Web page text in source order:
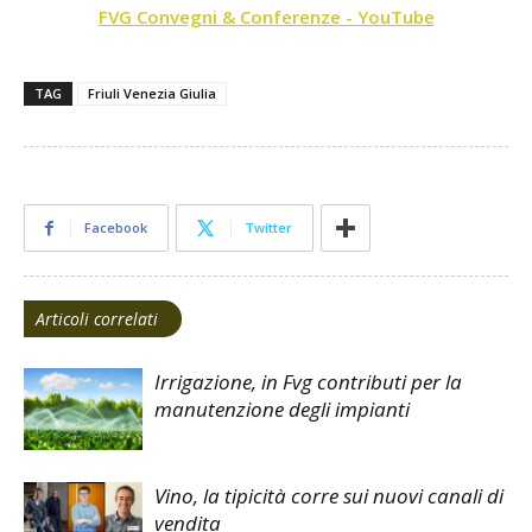
FVG Convegni & Conferenze - YouTube
TAG Friuli Venezia Giulia
Facebook Twitter
Articoli correlati
Irrigazione, in Fvg contributi per la
manutenzione degli impianti
Vino, la tipicità corre sui nuovi canali di
vendita